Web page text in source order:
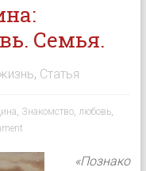
Семья.
, Статья
, Знакомство, любовь,
«Познако